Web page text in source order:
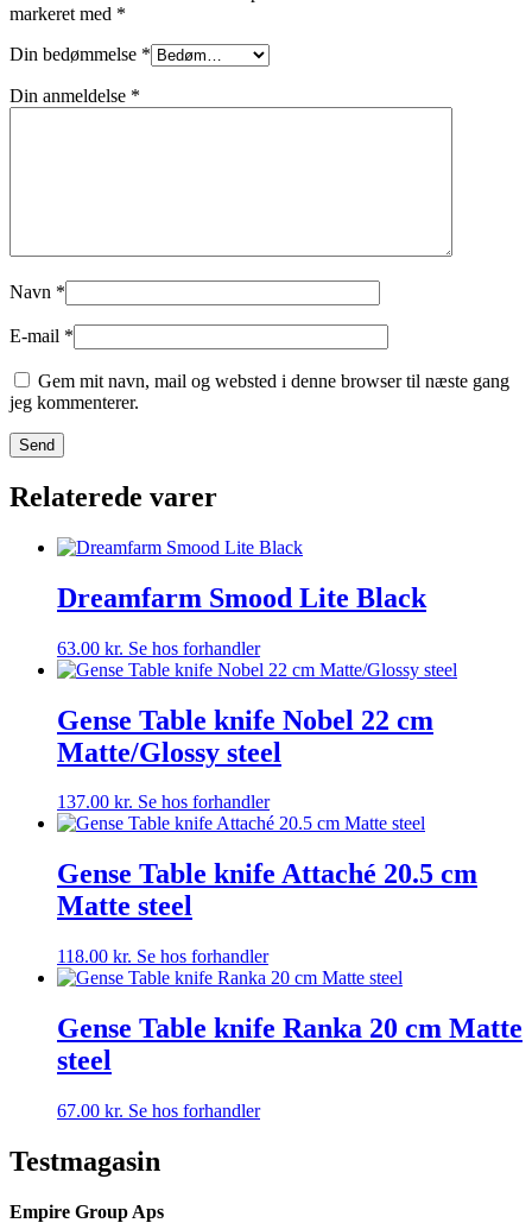
markeret med *
Din bedømmelse *
Din anmeldelse *
Navn *
E-mail *
Gem mit navn, mail og websted i denne browser til næste gang
jeg kommenterer.
Relaterede varer
Dreamfarm Smood Lite Black
63.00 kr. Se hos forhandler
Gense Table knife Nobel 22 cm
Matte/Glossy steel
137.00 kr. Se hos forhandler
Gense Table knife Attaché 20.5 cm
Matte steel
118.00 kr. Se hos forhandler
Gense Table knife Ranka 20 cm Matte
steel
67.00 kr. Se hos forhandler
Testmagasin
Empire Group Aps